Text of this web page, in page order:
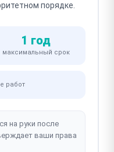
порядке.
1 год
максимальный срок
работ
на руки после
ваши права